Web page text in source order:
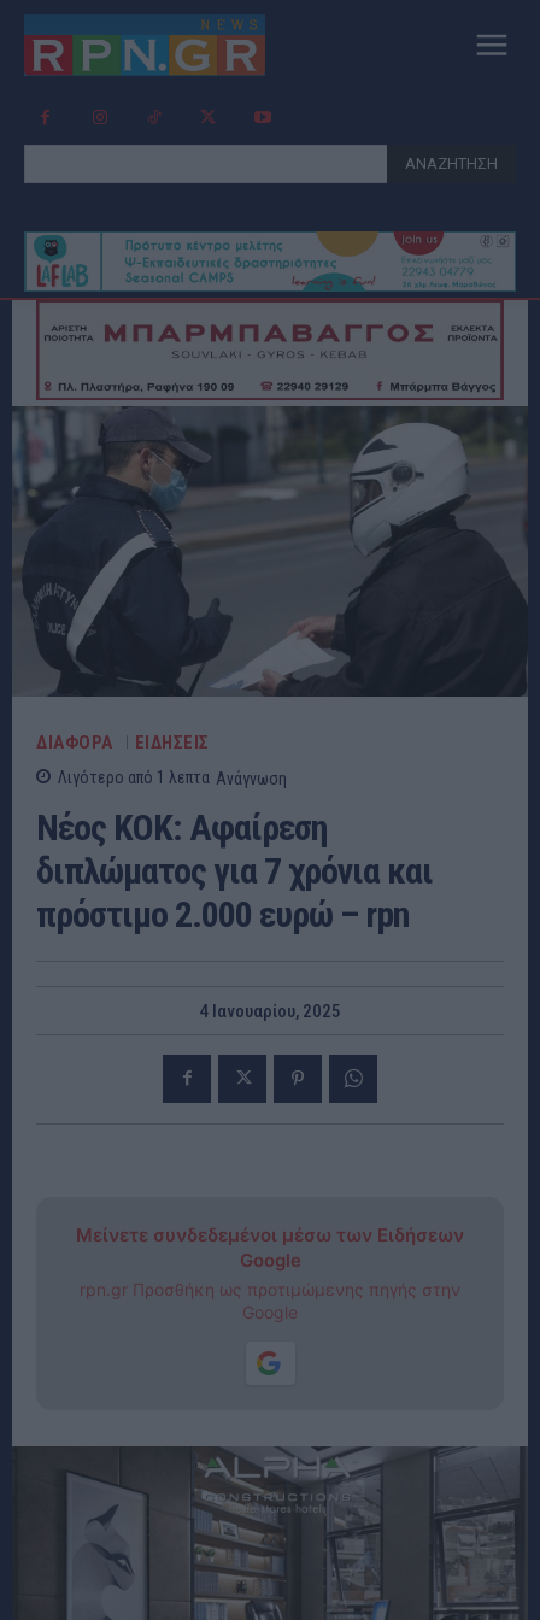
ΑΝΑΖΗΤΗΣΗ
ΔΙΑΦΟΡΑ ΕΙΔΗΣΕΙΣ
Λιγότερο από 1 λεπτα Ανάγνωση
Νέος ΚΟΚ: Αφαίρεση
διπλώματος για 7 χρόνια και
πρόστιμο 2.000 ευρώ – rpn
4 Ιανουαρίου, 2025
Μείνετε συνδεδεμένοι μέσω των Ειδήσεων
Google
rpn.gr Προσθήκη ως προτιμώμενης πηγής στην
Google